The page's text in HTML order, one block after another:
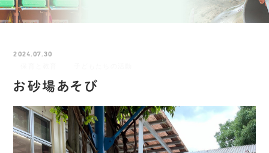
2024.07.30
お砂場あそび